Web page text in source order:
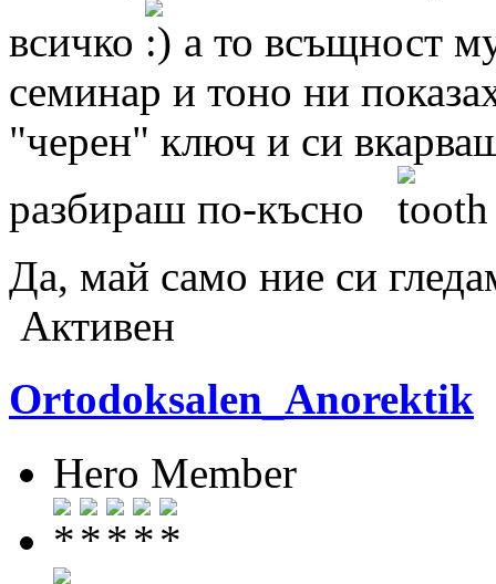
всичко
а то всъщност
семинар и тоно ни
"черен" ключ и си
разбираш по-късно
Да, май само ние си
Активен
Ortodoksalen_Anorektik
Hero Member